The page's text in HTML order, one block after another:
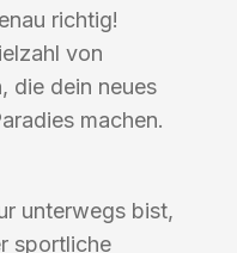
richtig!
von
die dein neues
machen.
unterwegs bist,
sportliche